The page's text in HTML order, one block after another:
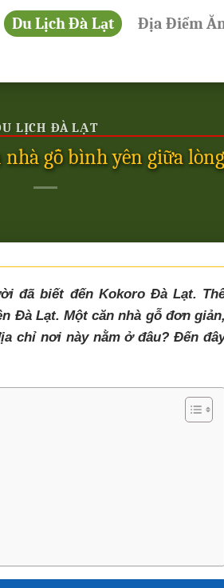
Du Lịch Đà Lạt Địa Điểm
LỊCH ĐÀ LẠT
nhà gỗ bình yên giữa
đã biết đến Kokoro Đà Lạt.
Đà Lạt. Một căn nhà gỗ đơn giản,
chỉ nơi này nằm ở đâu? Đến